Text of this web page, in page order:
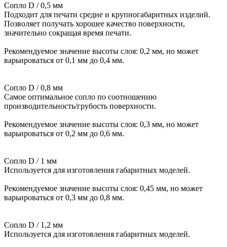
Сопло D / 0,5 мм
Подходит для печати средне и крупногабаритных изделий.
Позволяет получать хорошее качество поверхности,
значительно сокращая время печати.
Рекомендуемое значение высоты слоя: 0,2 мм, но может
варьироваться от 0,1 мм до 0,4 мм.
Сопло D / 0,8 мм
Самое оптимальное сопло по соотношению
производительность/грубость поверхности.
Рекомендуемое значение высоты слоя: 0,3 мм, но может
варьироваться от 0,2 мм до 0,6 мм.
Сопло D / 1 мм
Используется для изготовления габаритных моделей.
Рекомендуемое значение высоты слоя: 0,45 мм, но может
варьироваться от 0,3 мм до 0,8 мм.
Сопло D / 1,2 мм
Используется для изготовления габаритных моделей.